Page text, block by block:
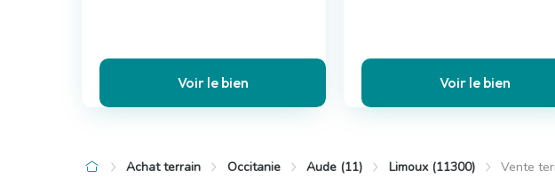
Voir le bien Voir le bien
Achat terrain Occitanie Aude (11) Limoux (11300) Vente